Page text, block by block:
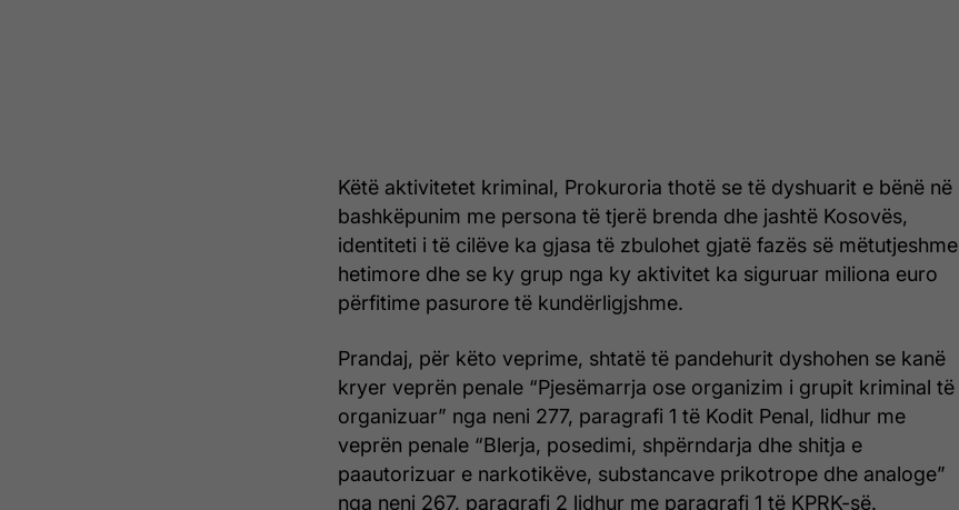
Këtë aktivitetet kriminal, Prokuroria thotë se të dyshuarit e bënë në
bashkëpunim me persona të tjerë brenda dhe jashtë Kosovës,
identiteti i të cilëve ka gjasa të zbulohet gjatë fazës së mëtutjeshme
hetimore dhe se ky grup nga ky aktivitet ka siguruar miliona euro
përfitime pasurore të kundërligjshme.
Prandaj, për këto veprime, shtatë të pandehurit dyshohen se kanë
kryer veprën penale “Pjesëmarrja ose organizim i grupit kriminal të
organizuar” nga neni 277, paragrafi 1 të Kodit Penal, lidhur me
veprën penale “Blerja, posedimi, shpërndarja dhe shitja e
paautorizuar e narkotikëve, substancave prikotrope dhe analoge”
nga neni 267, paragrafi 2 lidhur me paragrafi 1 të KPRK-së.